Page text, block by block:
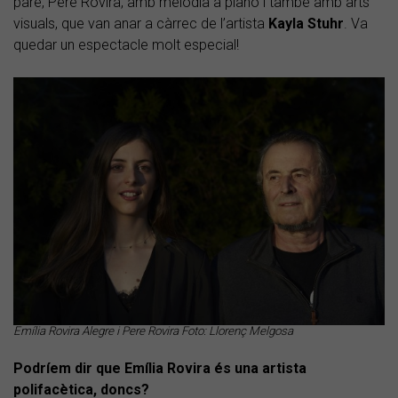
visuals, que van anar a càrrec de l’artista Kayla Stuhr. Va
quedar un espectacle molt especial!
Emília Rovira Alegre i Pere Rovira Foto: Llorenç Melgosa
Podríem dir que Emília Rovira és una artista
polifacètica, doncs?